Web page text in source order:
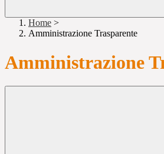
Home >
Amministrazione Trasparente
Amministrazione